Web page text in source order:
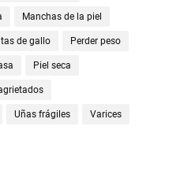
Manchas de la piel
de gallo Perder peso
Piel seca
Uñas frágiles Varices